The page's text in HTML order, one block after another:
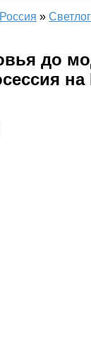
Россия »
до
на